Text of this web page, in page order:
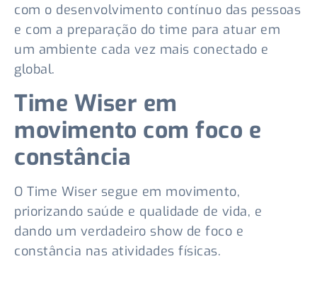
com o desenvolvimento contínuo das pessoas
e com a preparação do time para atuar em
um ambiente cada vez mais conectado e
global.
Time Wiser em
movimento com foco e
constância
O Time Wiser segue em movimento,
priorizando saúde e qualidade de vida, e
dando um verdadeiro show de foco e
constância nas atividades físicas.